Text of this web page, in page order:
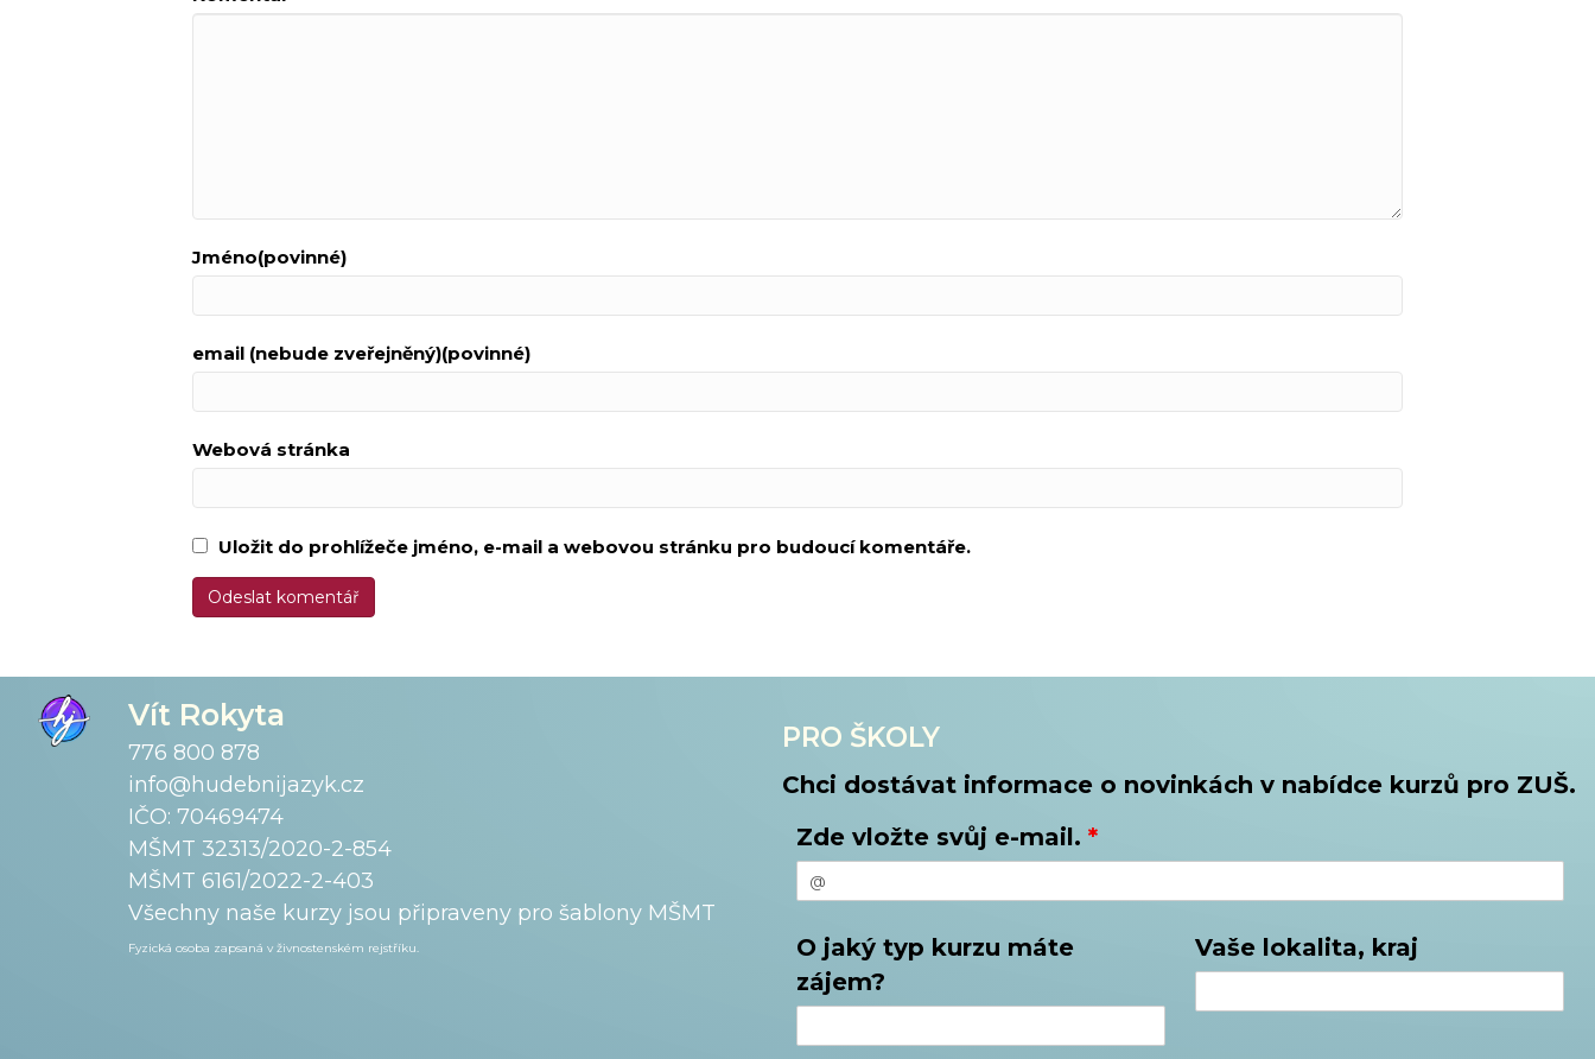
Jméno(povinné)
email (nebude zveřejněný)(povinné)
Webová stránka
Uložit do prohlížeče jméno, e-mail a webovou stránku pro budoucí komentáře.
Vít Rokyta
776 800 878
info@hudebnijazyk.cz
IČO: 70469474
MŠMT 32313/2020-2-854
MŠMT 6161/2022-2-403
Všechny naše kurzy jsou připraveny pro šablony MŠMT
Fyzická osoba zapsaná v živnostenském rejstříku.
PRO ŠKOLY
Chci dostávat informace o novinkách v nabídce kurzů pro ZUŠ.
Zde vložte svůj e-mail.*
O jaký typ kurzu máte
zájem?
Vaše lokalita, kraj